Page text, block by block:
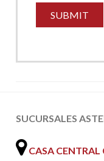
SUCURSALES
CASA CENTRAL